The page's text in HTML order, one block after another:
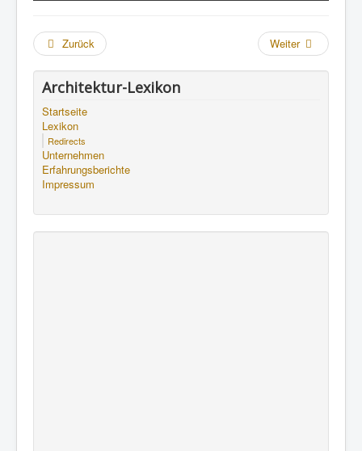
Zurück Weiter
Architektur-Lexikon
Startseite
Lexikon
Redirects
Unternehmen
Erfahrungsberichte
Impressum